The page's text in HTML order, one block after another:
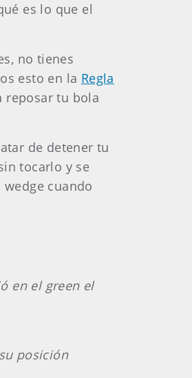
es lo que el
no tienes
esto en la Regla
reposar tu bola
de detener tu
tocarlo y se
wedge cuando
en el green el
posición